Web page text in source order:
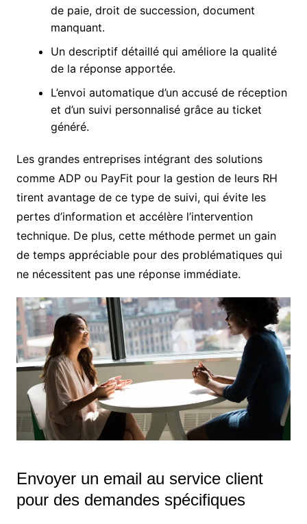
de paie, droit de succession, document
manquant.
Un descriptif détaillé qui améliore la qualité
de la réponse apportée.
L’envoi automatique d’un accusé de réception
et d’un suivi personnalisé grâce au ticket
généré.
Les grandes entreprises intégrant des solutions
comme ADP ou PayFit pour la gestion de leurs RH
tirent avantage de ce type de suivi, qui évite les
pertes d’information et accélère l’intervention
technique. De plus, cette méthode permet un gain
de temps appréciable pour des problématiques qui
ne nécessitent pas une réponse immédiate.
Envoyer un email au service client
pour des demandes spécifiques